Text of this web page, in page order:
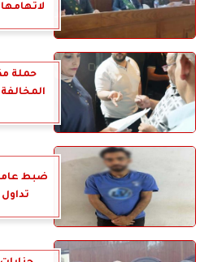
حملة
ضبط